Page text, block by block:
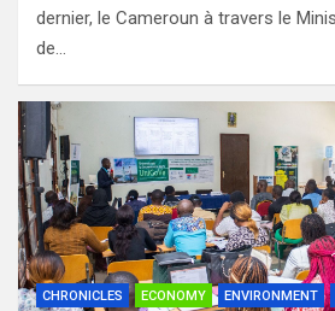
dernier, le Cameroun à travers le
de…
CHRONICLES ECONOMY ENVIRONMENT